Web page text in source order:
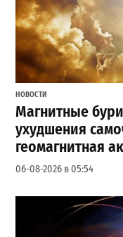
НОВОСТИ
Магнитные
ухудшения
геомагнитная
06-08-2026 в 05:54